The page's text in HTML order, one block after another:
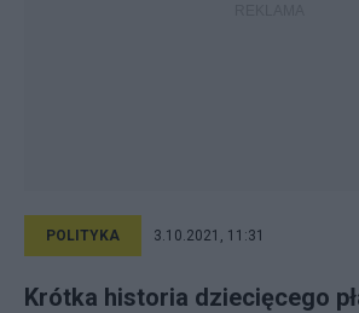
POLITYKA 3.10.2021, 11:31
Krótka historia dziecięcego